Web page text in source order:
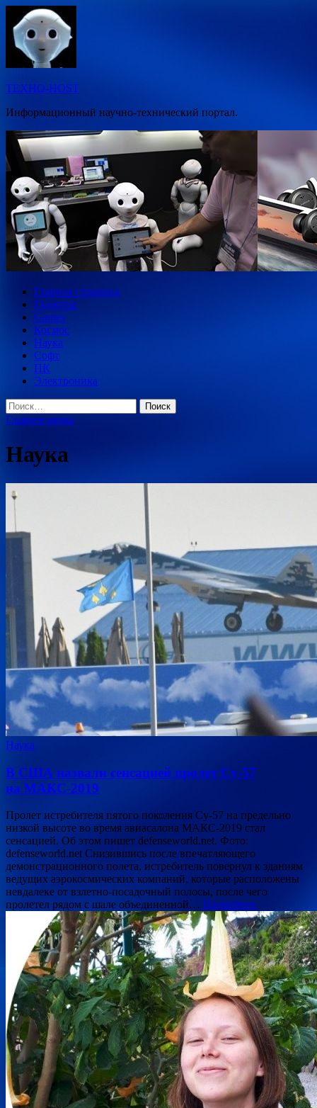
Перейти
содержимому
ТЕХНО-HOST
Информационный научно-технический портал.
Главная страница
Гаджеты
Games
Космос
Наука
Софт
ПК
Электроника
Найти:
Главное меню
Наука
Наука
В США назвали сенсацией пролет Су-57
на МАКС-2019
Пролет истребителя пятого поколения Су-57 на предельно
низкой высоте во время авиасалона МАКС-2019 стал
сенсацией. Об этом пишет defenseworld.net. Фото:
defenseworld.net Снизившись после впечатляющего
демонстрационного полета, истребитель повернул к зданиям
ведущих аэрокосмических компаний, которые расположены
невдалеке от взлетно-посадочный полосы, после чего
пролетел рядом с шале объединенной… Подробнее